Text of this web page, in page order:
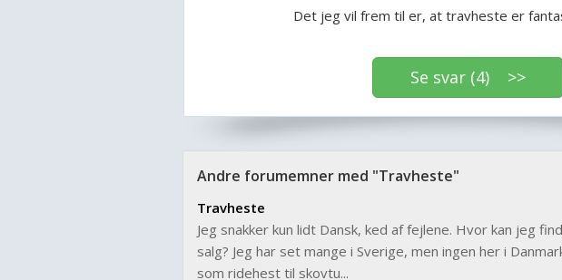
Det jeg vil frem til er, at travheste er
Se svar (4) >>
Andre forumemner med "Travheste"
Travheste
Jeg snakker kun lidt Dansk, ked af fejlene. Hvor kan jeg
salg? Jeg har set mange i Sverige, men ingen her i
som ridehest til skovtu...